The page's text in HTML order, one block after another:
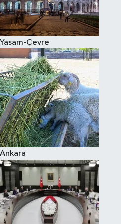
Yaşam-Çevre
Ankara
Spor
Burç Yorumları
Çocuk
Eğitim
Hava Durumu
Kadın
Kim kimdir?
Kültür Sanat
Sağlık